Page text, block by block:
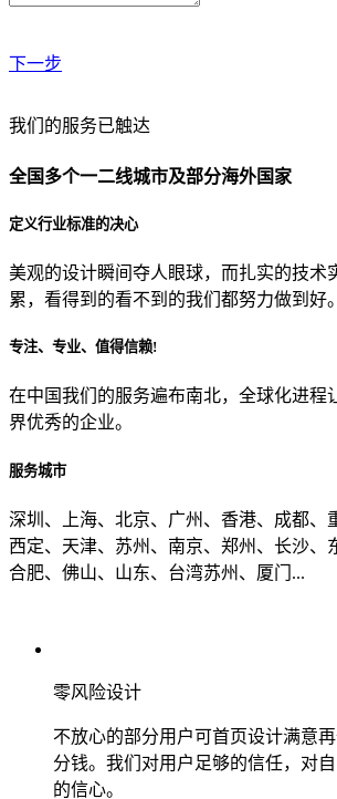
下一步
贵公司预算范围是？
贵公司的团队规模是？
目前主要的营销渠道是？
我们的服务已触达
全国多个一二线城市及部分海外国家
定义行业标准的决心
美观的设计瞬间夺人眼球，而扎实的技术
累，看得到的看不到的我们都努力做到好。
专注、专业、值得信赖!
在中国我们的服务遍布南北，全球化进程
界优秀的企业。
服务城市
深圳、上海、北京、广州、香港、成都、
西定、天津、苏州、南京、郑州、长沙、
合肥、佛山、山东、台湾苏州、厦门...
零风险设计
不放心的部分用户可首页设计满意
分钱。我们对用户足够的信任，对
的信心。